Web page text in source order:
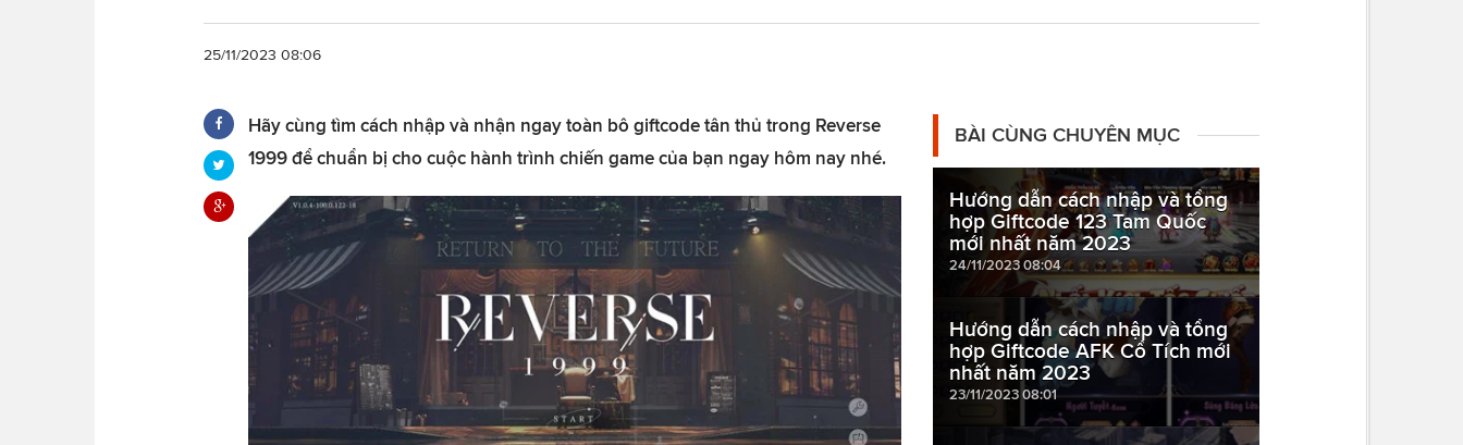
25/11/2023 08:06
Hãy cùng tìm cách nhập và nhận ngay toàn bô giftcode tân thủ trong Reverse
1999 để chuẩn bị cho cuộc hành trình chiến game của bạn ngay hôm nay nhé.
BÀI CÙNG CHUYÊN MỤC
Hướng dẫn cách nhập và tổng
hợp Giftcode 123 Tam Quốc
mới nhất năm 2023
24/11/2023 08:04
Hướng dẫn cách nhập và tổng
hợp Giftcode AFK Cổ Tích mới
nhất năm 2023
23/11/2023 08:01